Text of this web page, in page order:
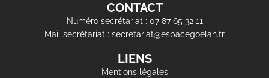
CONTACT
Numéro secrétariat : 07 87 65 32 11
Mail secrétariat : secretariat@espacegoelan.fr
LIENS
Mentions légales